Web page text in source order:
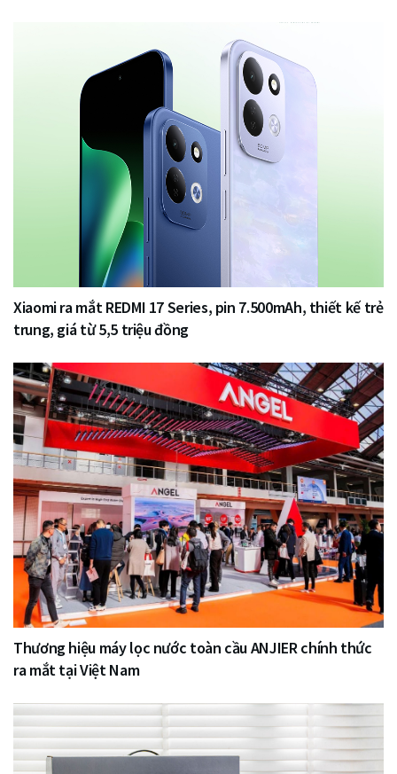
Xiaomi ra mắt REDMI 17 Series, pin 7.500mAh, thiết kế trẻ
trung, giá từ 5,5 triệu đồng
Thương hiệu máy lọc nước toàn cầu ANJIER chính thức
ra mắt tại Việt Nam